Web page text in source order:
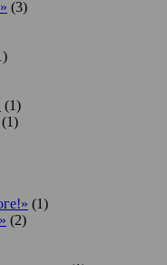
(3)
(1)
(1)
(1)
(2)